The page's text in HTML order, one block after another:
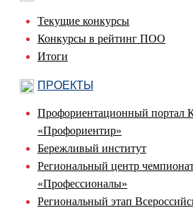
Текущие конкурсы
Конкурсы в рейтинг ПОО
Итоги
ПРОЕКТЫ
Профориентационный портал
«Профориентир»
Бережливый институт
Региональный центр
«Профессионалы»
Региональный этап